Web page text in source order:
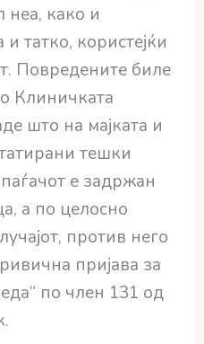
неа, како и
и татко, користејќи
Повредените биле
Клиничката
што на мајката и
тешки
е задржан
а по целосно
против него
пријава за
по член 131 од